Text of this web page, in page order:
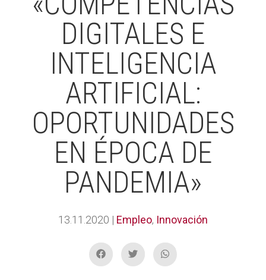
DIGITALES E
INTELIGENCIA
ARTIFICIAL:
OPORTUNIDADES
EN ÉPOCA DE
PANDEMIA»
13.11.2020 | Empleo, Innovación